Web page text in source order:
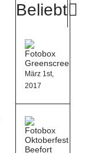
Beliebt
März 1st,
2017